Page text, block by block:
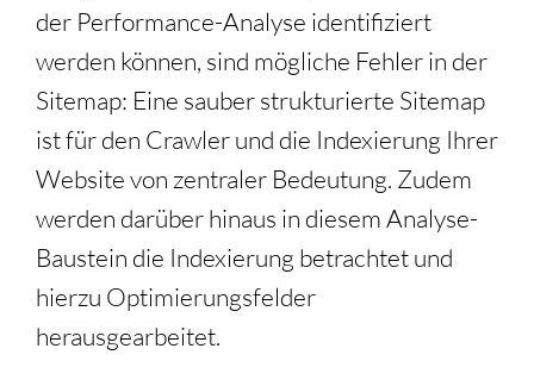
der Performance-Analyse identifiziert
werden können, sind mögliche Fehler in der
Sitemap: Eine sauber strukturierte Sitemap
ist für den Crawler und die Indexierung Ihrer
Website von zentraler Bedeutung. Zudem
werden darüber hinaus in diesem Analyse-
Baustein die Indexierung betrachtet und
hierzu Optimierungsfelder
herausgearbeitet.